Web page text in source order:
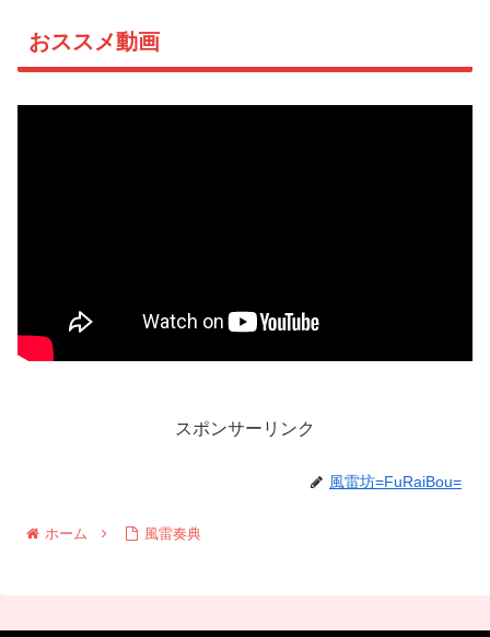
おススメ動画
スポンサーリンク
風雷坊=FuRaiBou=
ホーム 風雷奏典